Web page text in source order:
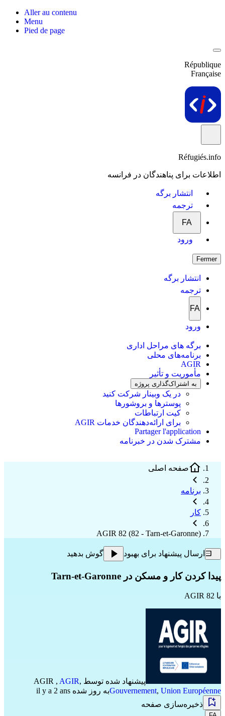
Aller au contenu
Menu
Pied de page
République
Française
Réfugiés.info
اطلاعات برای پناهندگان در فرانسه
انتشار برگه
ترجمه
FA
ورود
Fermer
انتشار برگه
ترجمه
FA
ورود
برگه های مراحل اداری
برنامه‌های محلی
AGIR
مأموریت و تأثیر
به اشتراک‌گذاری پروژه
در یک وبینار شرکت کنید
پوسترها و بروشورها
کیت ارتباطات
برای ارائه‌دهندگان خدمات AGIR
Partager l'application
مشترک شدن در خبرنامه
صفحه اصلی
برنامه
کار
AGIR 82 (82 - Tarn-et-Garonne)
ارسال پیشنهاد برای بهبود گوش بدهید
پیدا کردن کار و مسکن در Tarn-et-Garonne
با AGIR 82
پیشنهاد شده توسط AGIR , AGIR,
Gouvernement, Union Européenne
به روز شده il y a 2 ans
ذخیره‌سازی صفحه